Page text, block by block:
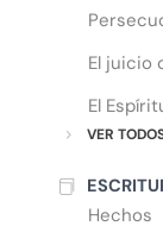
El juicio
El
VER
Hechos